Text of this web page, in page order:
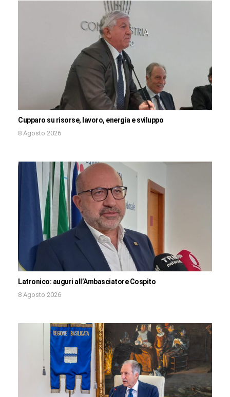
Cupparo su risorse, lavoro, energia e sviluppo
8 Agosto 2026
Latronico: auguri all’Ambasciatore Cospito
8 Agosto 2026